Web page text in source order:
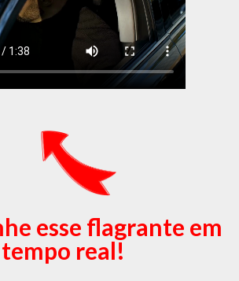
esse flagrante em
tempo real!